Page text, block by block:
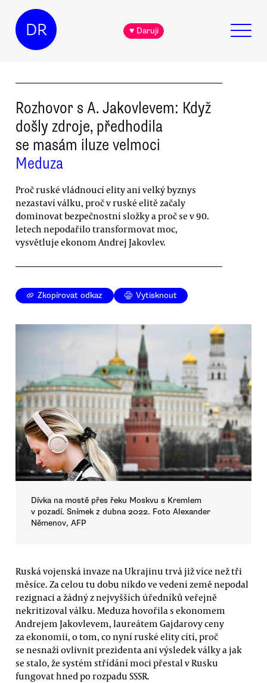
DR ♥ Daruji
Rozhovor s A. Jakovlevem: Když
došly zdroje, předhodila
se masám iluze velmoci
Meduza
Proč ruské vládnoucí elity ani velký byznys
nezastaví válku, proč v ruské elitě začaly
dominovat bezpečnostní složky a proč se v 90.
letech nepodařilo transformovat moc,
vysvětluje ekonom Andrej Jakovlev.
Zkopírovat odkaz Vytisknout
Dívka na mostě přes řeku Moskvu s Kremlem
v pozadí. Snímek z dubna 2022. Foto Alexander
Němenov, AFP
Ruská vojenská invaze na Ukrajinu trvá již více než tři
měsíce. Za celou tu dobu nikdo ve vedení země nepodal
rezignaci a žádný z nejvyšších úředníků veřejně
nekritizoval válku. Meduza hovořila s ekonomem
Andrejem Jakovlevem, laureátem Gajdarovy ceny
za ekonomii, o tom, co nyní ruské elity cítí, proč
se nesnaží ovlivnit prezidenta ani výsledek války a jak
se stalo, že systém střídání moci přestal v Rusku
fungovat hned po rozpadu SSSR.